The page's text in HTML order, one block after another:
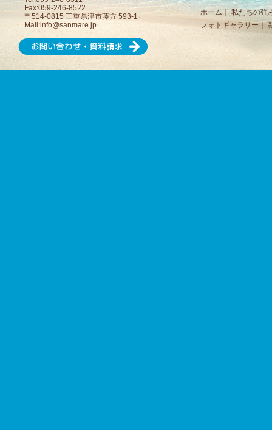
Fax:059-246-8522
〒514-0815 三重県津市藤方 593-1
Mail:info@sanmare.jp
ホーム
私たちの強
フォトギャラリー｜